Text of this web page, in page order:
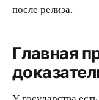
после релиза.
Главная